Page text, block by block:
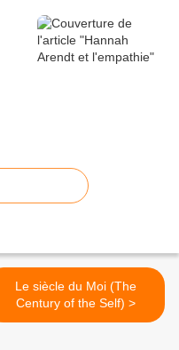
Le siècle du Moi (The
Century of the Self) >